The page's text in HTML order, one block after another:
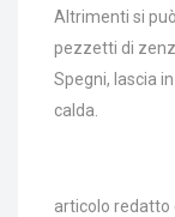
Altrimenti si
pezzetti di
Spegni, lascia
calda.
articolo redatto